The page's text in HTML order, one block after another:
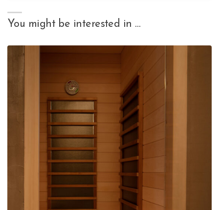
You might be interested in …